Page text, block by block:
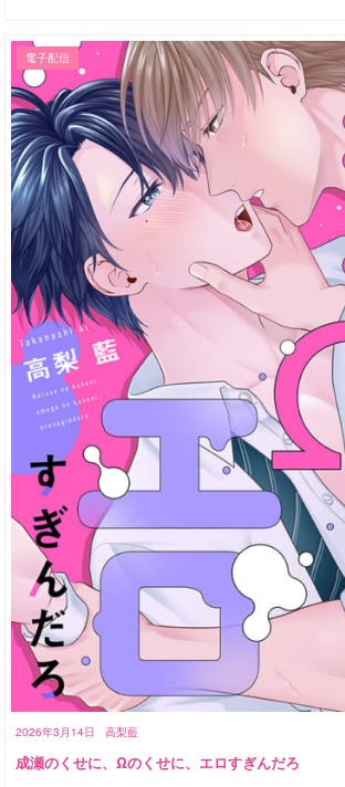
2026年3月14日 高梨藍
電子配信
成瀬のくせに、Ωのくせに、エロすぎんだろ